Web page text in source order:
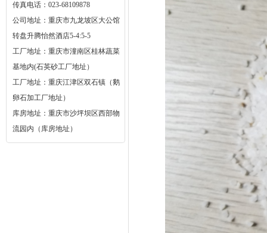
传真电话：023-68109878
公司地址：重庆市九龙坡区大公馆
转盘升腾怡然酒店5-4:5-5
工厂地址：重庆市潼南区桂林蔬菜
基地内(石英砂工厂地址）
工厂地址：重庆江津区双石镇（鹅
卵石加工厂地址）
库房地址：重庆市沙坪坝区西部物
流园内（库房地址）